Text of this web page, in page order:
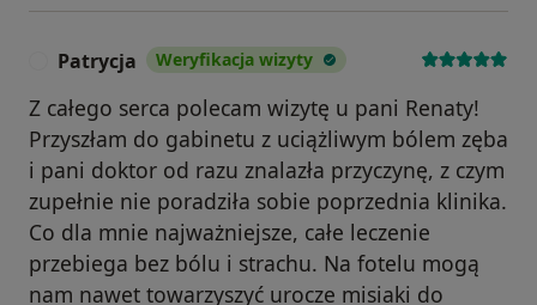
Patrycja Weryfikacja wizyty
Z całego serca polecam wizytę u pani Renaty!
Przyszłam do gabinetu z uciążliwym bólem zęba
i pani doktor od razu znalazła przyczynę, z czym
zupełnie nie poradziła sobie poprzednia klinika.
Co dla mnie najważniejsze, całe leczenie
przebiega bez bólu i strachu. Na fotelu mogą
nam nawet towarzyszyć urocze misiaki do